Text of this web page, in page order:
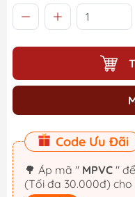
Code Ưu Đãi
🌳 Áp mã " MPVC "
(Tối đa 30.000đ)